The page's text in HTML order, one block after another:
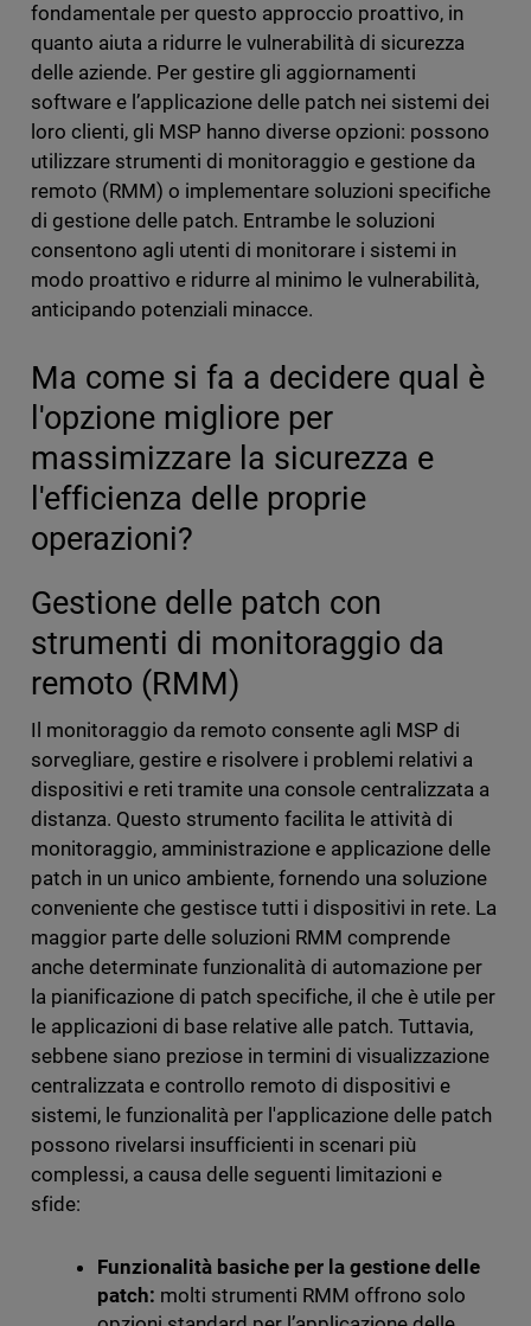
fondamentale per questo approccio proattivo, in
quanto aiuta a ridurre le vulnerabilità di sicurezza
delle aziende. Per gestire gli aggiornamenti
software e l’applicazione delle patch nei sistemi dei
loro clienti, gli MSP hanno diverse opzioni: possono
utilizzare strumenti di monitoraggio e gestione da
remoto (RMM) o implementare soluzioni specifiche
di gestione delle patch. Entrambe le soluzioni
consentono agli utenti di monitorare i sistemi in
modo proattivo e ridurre al minimo le vulnerabilità,
anticipando potenziali minacce.
Ma come si fa a decidere qual è
l'opzione migliore per
massimizzare la sicurezza e
l'efficienza delle proprie
operazioni?
Gestione delle patch con
strumenti di monitoraggio da
remoto (RMM)
Il monitoraggio da remoto consente agli MSP di
sorvegliare, gestire e risolvere i problemi relativi a
dispositivi e reti tramite una console centralizzata a
distanza. Questo strumento facilita le attività di
monitoraggio, amministrazione e applicazione delle
patch in un unico ambiente, fornendo una soluzione
conveniente che gestisce tutti i dispositivi in rete. La
maggior parte delle soluzioni RMM comprende
anche determinate funzionalità di automazione per
la pianificazione di patch specifiche, il che è utile per
le applicazioni di base relative alle patch. Tuttavia,
sebbene siano preziose in termini di visualizzazione
centralizzata e controllo remoto di dispositivi e
sistemi, le funzionalità per l'applicazione delle patch
possono rivelarsi insufficienti in scenari più
complessi, a causa delle seguenti limitazioni e
sfide:
Funzionalità basiche per la gestione delle
patch: molti strumenti RMM offrono solo